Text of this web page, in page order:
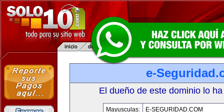
e-
El dueño de este dominio lo
Mayusculas:
E-SEGURIDAD.COM